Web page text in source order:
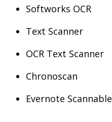
Softworks OCR
Text Scanner
OCR Text Scanner
Chronoscan
Evernote Scannable